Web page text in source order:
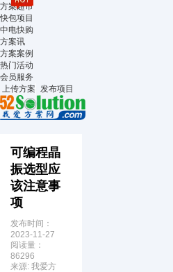
方案超市
快包项目
中电快购
方案讯
方案案例
热门活动
会员服务
上传方案 发布项目
可编程晶
振选型应
该注意事
项
发布时间：
2023-11-27
阅读量：
86296
来源: 我爱方